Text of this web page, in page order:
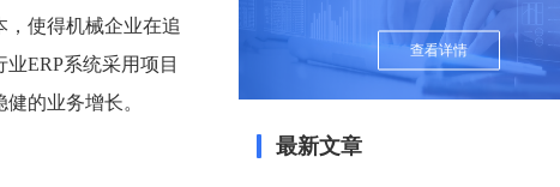
移动报工
智能物流
报价接单
使得机械企业在追
ERP系统采用项目
的业务增长。
查看详情
最新文章